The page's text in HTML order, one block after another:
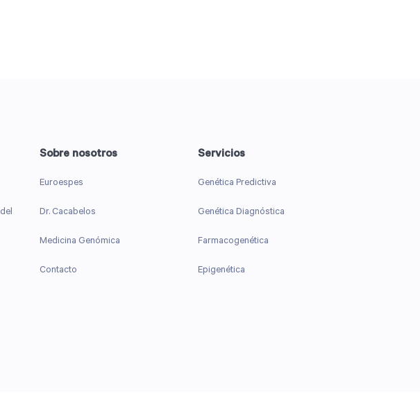
Sobre nosotros
Euroespes
Dr. Cacabelos
Medicina Genómica
Contacto
Servicios
Genética Predictiva
Genética Diagnóstica
Farmacogenética
Epigenética